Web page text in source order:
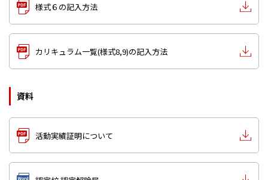
様式６の記入方法
カリキュラム一覧(様式8,9)の記入方法
資料
活動実績証明について